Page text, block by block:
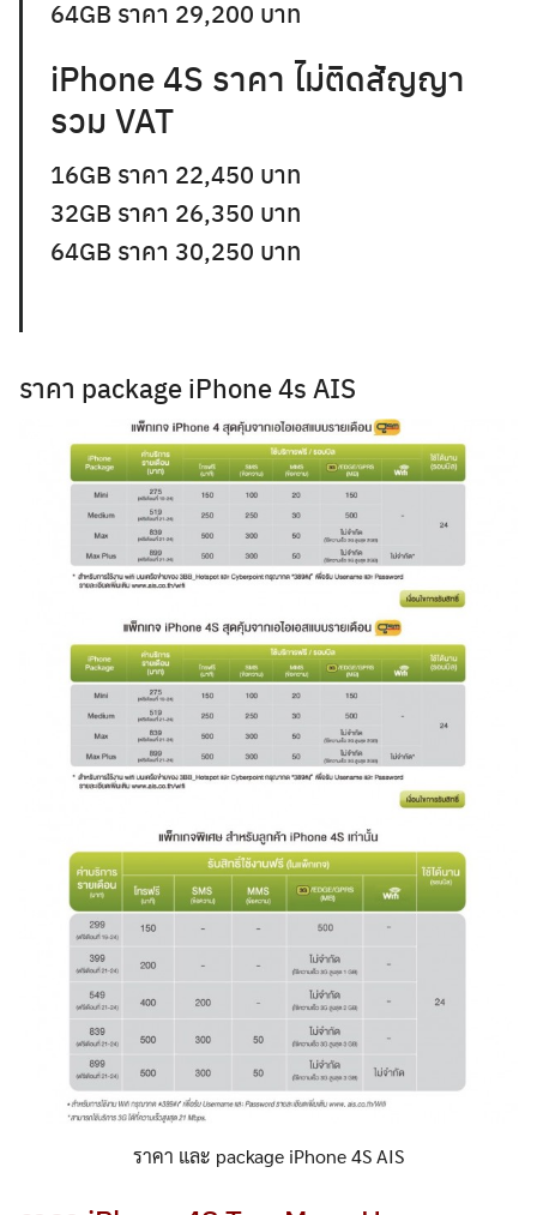
64GB ราคา 29,200 บาท
iPhone 4S ราคา ไม่ติดสัญญา
รวม VAT
16GB ราคา 22,450 บาท
32GB ราคา 26,350 บาท
64GB ราคา 30,250 บาท
ราคา package iPhone 4s AIS
ราคา และ package iPhone 4S AIS